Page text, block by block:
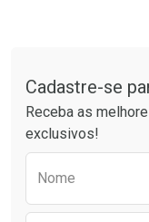
Cadastre-se
Receba as
exclusivos!
Nome